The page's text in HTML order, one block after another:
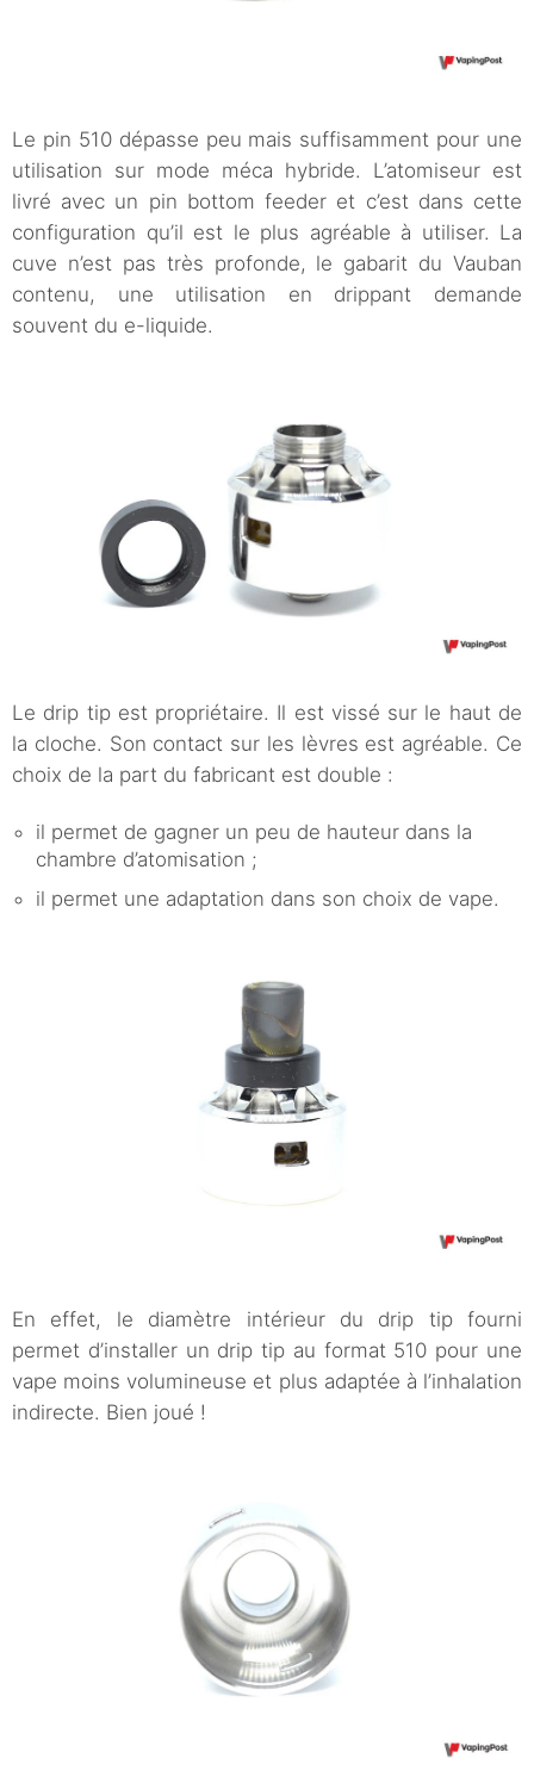
Le pin 510 dépasse peu mais suffisamment pour une
utilisation sur mode méca hybride. L’atomiseur est
livré avec un pin bottom feeder et c’est dans cette
configuration qu’il est le plus agréable à utiliser. La
cuve n’est pas très profonde, le gabarit du Vauban
contenu, une utilisation en drippant demande
souvent du e-liquide.
Le drip tip est propriétaire. Il est vissé sur le haut de
la cloche. Son contact sur les lèvres est agréable. Ce
choix de la part du fabricant est double :
il permet de gagner un peu de hauteur dans la
chambre d’atomisation ;
il permet une adaptation dans son choix de vape.
En effet, le diamètre intérieur du drip tip fourni
permet d’installer un drip tip au format 510 pour une
vape moins volumineuse et plus adaptée à l’inhalation
indirecte. Bien joué !